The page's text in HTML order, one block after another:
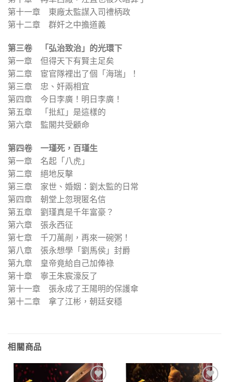
第十一章 東廠太監謀入司禮柄政
第十二章 群奸之中擔道義
第三卷 「弘治致治」的光環下
第一章 但得天下有賢主足矣
第二章 宦官隊裡出了個「海瑞」！
第三章 忠、奸兩相宜
第四章 今日李廣！明日李廣！
第五章 「批紅」是這樣的
第六章 監閣共受顧命
第四卷 一瑾死，百瑾生
第一章 名起「八虎」
第二章 絕地反擊
第三章 家世、婚姻：劉太監的日常
第四章 朝堂上忽現匿名信
第五章 劉瑾真是千年富豪？
第六章 張永西征
第七章 千刀萬剮，再來一碗粥！
第八章 張永想學「劉馬侯」封爵
第九章 皇帝竟給自己加俸祿
第十章 寧王朱宸濠反了
第十一章 張永成了王陽明的保護傘
第十二章 拿了江彬，朝廷安穩
相關商品